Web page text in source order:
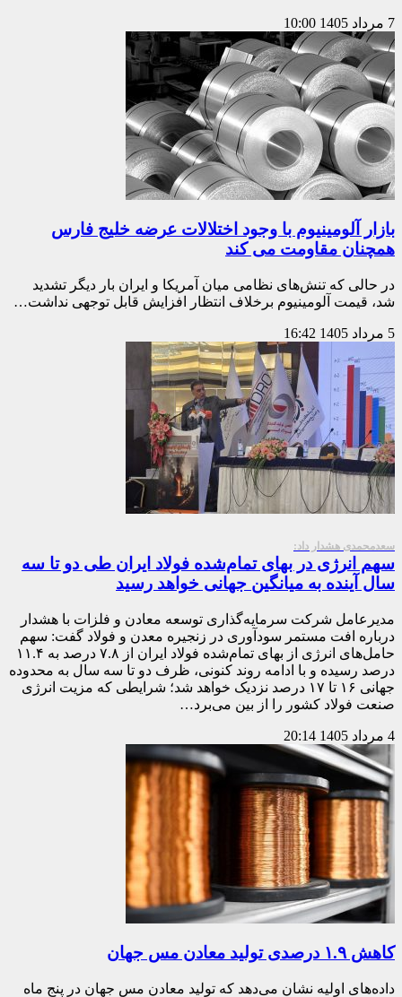
7 مرداد 1405 10:00
بازار آلومینیوم با وجود اختلالات عرضه خلیج فارس
همچنان مقاومت می کند
در حالی که تنش‌های نظامی میان آمریکا و ایران بار دیگر تشدید
شد، قیمت آلومینیوم برخلاف انتظار افزایش قابل توجهی نداشت…
5 مرداد 1405 16:42
سعدمحمدی هشدار داد:
سهم انرژی در بهای تمام‌شده فولاد ایران طی دو تا سه
سال آینده به میانگین جهانی خواهد رسید
مدیرعامل شرکت سرمایه‌گذاری توسعه معادن و فلزات با هشدار
درباره افت مستمر سودآوری در زنجیره معدن و فولاد گفت: سهم
حامل‌های انرژی از بهای تمام‌شده فولاد ایران از ۷.۸ درصد به ۱۱.۴
درصد رسیده و با ادامه روند کنونی، ظرف دو تا سه سال به محدوده
جهانی ۱۶ تا ۱۷ درصد نزدیک خواهد شد؛ شرایطی که مزیت انرژی
صنعت فولاد کشور را از بین می‌برد…
4 مرداد 1405 20:14
کاهش ۱.۹ درصدی تولید معادن مس جهان
داده‌های اولیه نشان می‌دهد که تولید معادن مس جهان در پنج ماه